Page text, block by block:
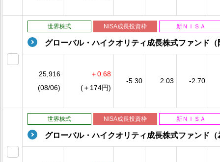
世界株式 NISA成長投資枠 新ＮＩＳＡ
グローバル・ハイクオリティ成長株式ファンド
25,916
(08/06)
＋0.68
(＋174円)
-5.30 2.03 -2.70
世界株式 NISA成長投資枠 新ＮＩＳＡ
グローバル・ハイクオリティ成長株式ファンド